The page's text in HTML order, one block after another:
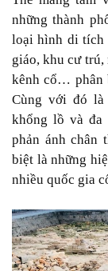
những thành
loại hình di tích
giáo, khu cư trú,
kênh cổ… phân
Cùng với đó là
khổng lồ và đa
phản ánh chân
biệt là những
nhiều quốc gia